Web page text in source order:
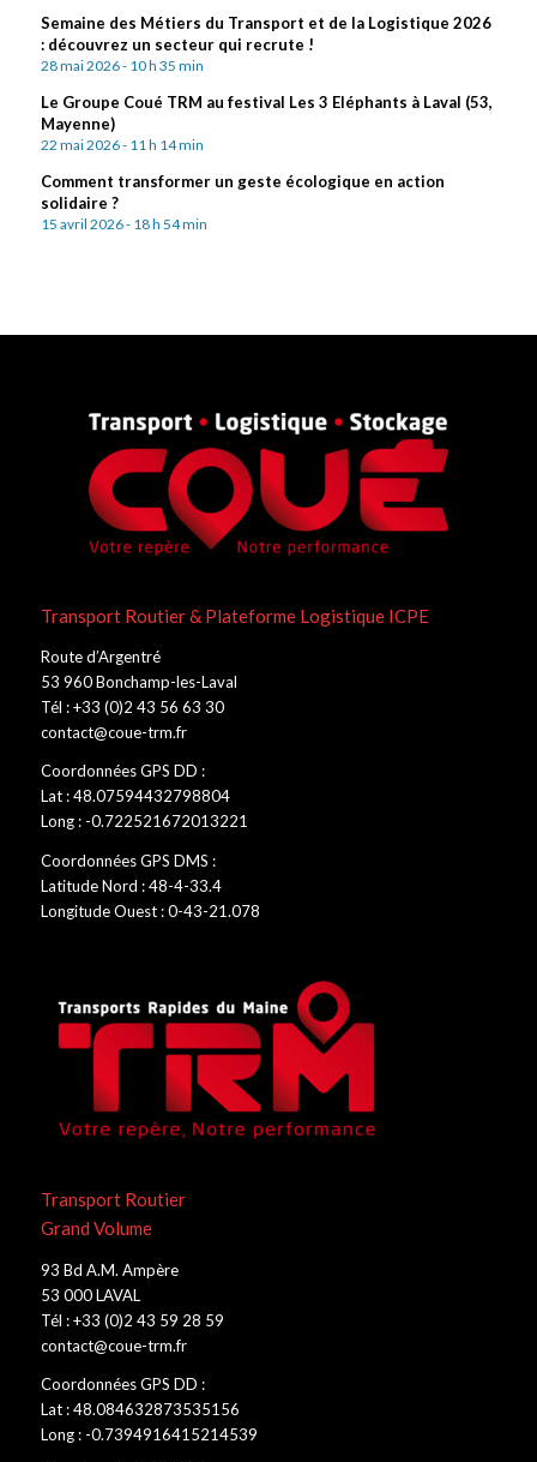
Semaine des Métiers du Transport et de la Logistique 2026
: découvrez un secteur qui recrute !
28 mai 2026 - 10 h 35 min
Le Groupe Coué TRM au festival Les 3 Eléphants à Laval (53,
Mayenne)
22 mai 2026 - 11 h 14 min
Comment transformer un geste écologique en action
solidaire ?
15 avril 2026 - 18 h 54 min
Transport Routier & Plateforme Logistique ICPE
Route d’Argentré
53 960 Bonchamp-les-Laval
Tél : +33 (0)2 43 56 63 30
contact@coue-trm.fr
Coordonnées GPS DD :
Lat : 48.07594432798804
Long : -0.722521672013221
Coordonnées GPS DMS :
Latitude Nord : 48-4-33.4
Longitude Ouest : 0-43-21.078
Transport Routier
Grand Volume
93 Bd A.M. Ampère
53 000 LAVAL
Tél : +33 (0)2 43 59 28 59
contact@coue-trm.fr
Coordonnées GPS DD :
Lat : 48.084632873535156
Long : -0.7394916415214539